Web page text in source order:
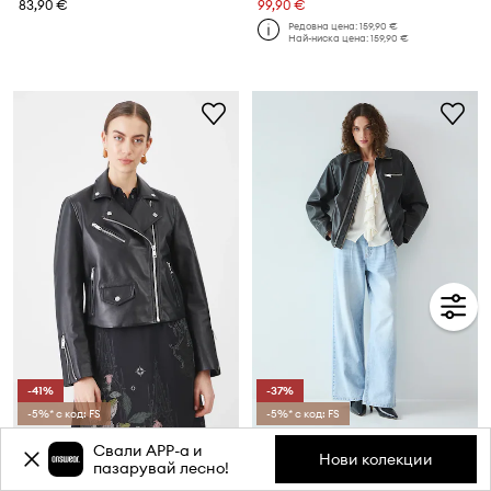
83,90 € 99,90 €
Редовна цена:159,90 €
Най-ниска цена:159,90 €
-41%
-5%* с код: FS
Текуща цена:
99,90 €
-37%
-5%* с код: FS
Текуща цена:
Свали APP-a и
пазарувай лесно!
Нови колекции